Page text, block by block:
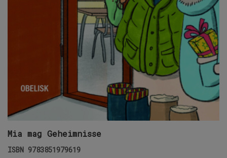
Mia mag Geheimnisse
ISBN 9783851979619